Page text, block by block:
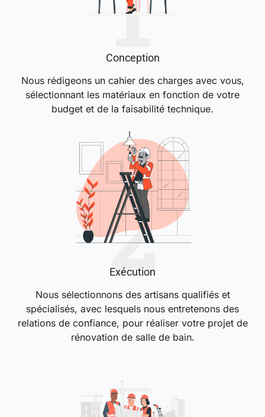
Conception
Nous rédigeons un cahier des charges avec vous,
sélectionnant les matériaux en fonction de votre
budget et de la faisabilité technique.
Exécution
Nous sélectionnons des artisans qualifiés et
spécialisés, avec lesquels nous entretenons des
relations de confiance, pour réaliser votre projet de
rénovation de salle de bain.